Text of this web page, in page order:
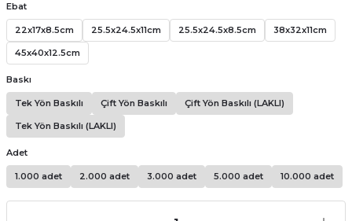
Ticaret Kutuları
Lunch Box Kutuları
Kutusu
Tuz
Setleri
Ebat
22x17x8.5cm 25.5x24.5x11cm 25.5x24.5x8.5cm 38x32x11cm
45x40x12.5cm
Baskı
Tek Yön Baskılı Çift Yön Baskılı Çift Yön Baskılı (LAKLI)
Tek Yön Baskılı (LAKLI)
Adet
1.000 adet 2.000 adet 3.000 adet 5.000 adet 10.000 adet